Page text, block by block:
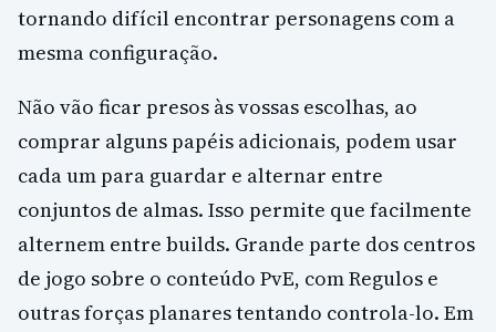
tornando difícil encontrar personagens com a
mesma configuração.
Não vão ficar presos às vossas escolhas, ao
comprar alguns papéis adicionais, podem usar
cada um para guardar e alternar entre
conjuntos de almas. Isso permite que facilmente
alternem entre builds. Grande parte dos centros
de jogo sobre o conteúdo PvE, com Regulos e
outras forças planares tentando controla-lo. Em